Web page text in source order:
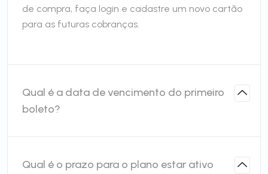
de compra, faça login e cadastre um novo cartão
para as futuras cobranças.
Qual é a data de vencimento do primeiro
boleto?
Qual é o prazo para o plano estar ativo